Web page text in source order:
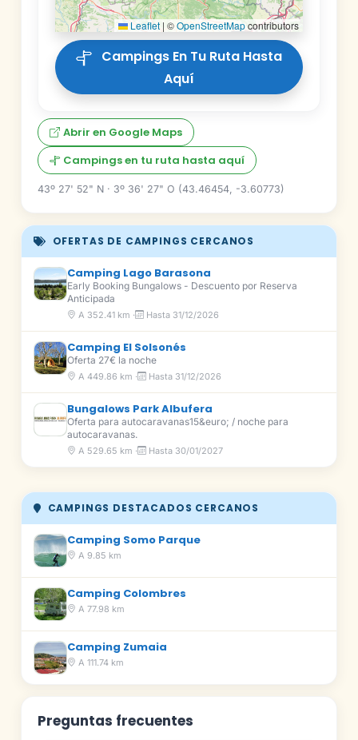
Leaflet | ©OpenStreetMapcontributors
Aquí
Abrir en Google Maps
Campings en tu ruta hasta aquí
43º 27' 52" N · 3º 36' 27" O (43.46454, -3.60773)
OFERTAS DE CAMPINGS CERCANOS
Camping Lago Barasona
Early Booking Bungalows - Descuento por Reserva
Anticipada
A 352.41 km · Hasta 31/12/2026
Camping El Solsonés
Oferta 27€ la noche
A 449.86 km · Hasta 31/12/2026
Bungalows Park Albufera
Oferta para autocaravanas15&euro; / noche para
autocaravanas.
A 529.65 km · Hasta 30/01/2027
CAMPINGS DESTACADOS CERCANOS
Camping Somo Parque
A 9.85 km
Camping Colombres
A 77.98 km
Camping Zumaia
A 111.74 km
Preguntas frecuentes